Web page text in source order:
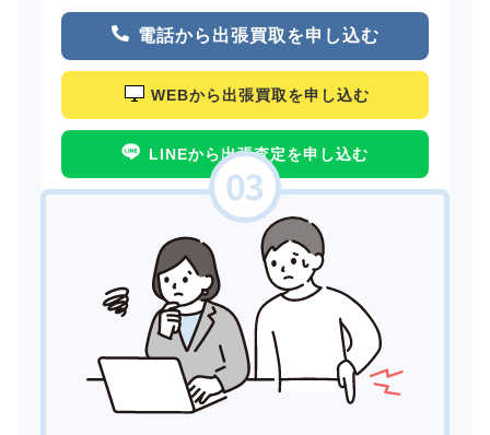
電話から出張買取を申し込む
WEBから出張買取を申し込む
LINEから出張査定を申し込む